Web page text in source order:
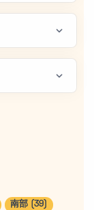
南部 (39)